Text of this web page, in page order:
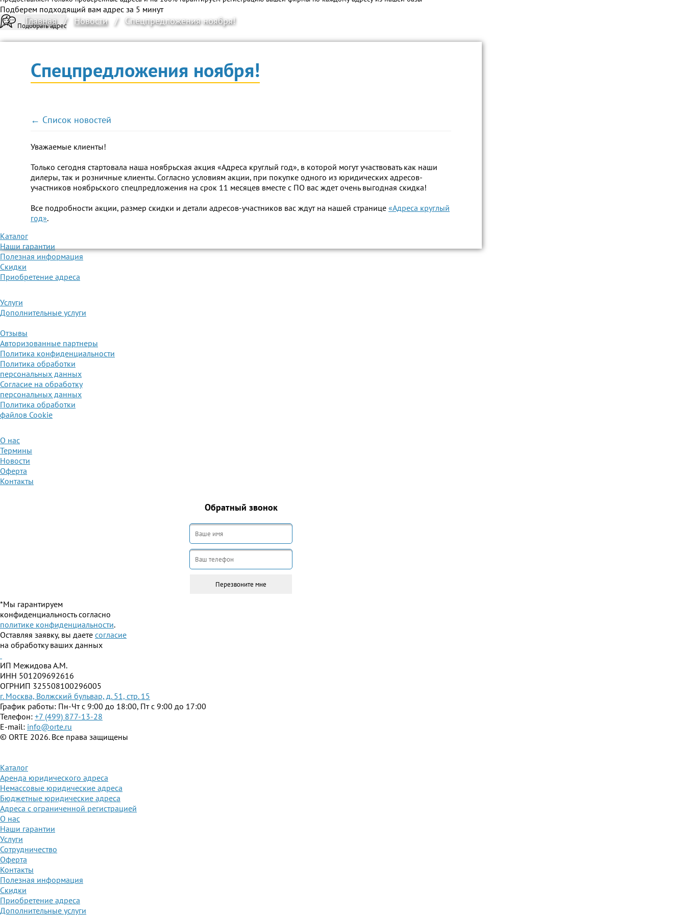
Подберем подходящий вам адрес за 5 минут
Подобрать адрес
Главная / Новости / Спецпредложения ноября!
Спецпредложения ноября!
← Список новостей
Уважаемые клиенты!
Только сегодня стартовала наша ноябрьская акция «Адреса круглый год», в которой могут участвовать как наши
дилеры, так и розничные клиенты. Согласно условиям акции, при покупке одного из юридических адресов-
участников ноябрьского спецпредложения на срок 11 месяцев вместе с ПО вас ждет очень выгодная скидка!
Все подробности акции, размер скидки и детали адресов-участников вас ждут на нашей странице «Адреса круглый
год».
Каталог
Наши гарантии
Полезная информация
Скидки
Приобретение адреса
Услуги
Дополнительные услуги
Отзывы
Авторизованные партнеры
Политика конфиденциальности
Политика обработки
персональных данных
Согласие на обработку
персональных данных
Политика обработки
файлов Cookie
О нас
Термины
Новости
Оферта
Контакты
Обратный звонок
*Мы гарантируем
конфиденциальность согласно
политике конфиденциальности.
Оставляя заявку, вы даете согласие
на обработку ваших данных
ИП Межидова А.М.
ИНН 501209692616
ОГРНИП 325508100296005
г. Москва, Волжский бульвар, д. 51, стр. 15
График работы: Пн-Чт с 9:00 до 18:00, Пт с 9:00 до 17:00
Телефон: +7 (499) 877-13-28
E-mail: info@orte.ru
© ORTE 2026. Все права защищены
Каталог
Аренда юридического адреса
Немассовые юридические адреса
Бюджетные юридические адреса
Адреса с ограниченной регистрацией
О нас
Наши гарантии
Услуги
Сотрудничество
Оферта
Контакты
Полезная информация
Скидки
Приобретение адреса
Дополнительные услуги